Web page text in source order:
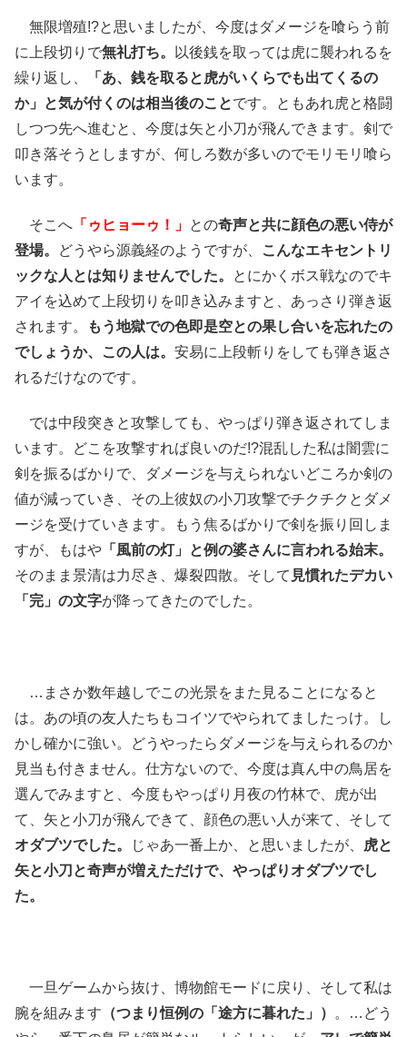
無限増殖!?と思いましたが、今度はダメージを喰らう前
に上段切りで無礼打ち。
以後銭を取っては虎に襲われるを
繰り返し、
「あ、銭を取ると虎がいくらでも出てくるの
か」と気が付くのは相当後のことです。ともあれ虎と格闘
しつつ先へ進むと、今度は矢と小刀が飛んできます。剣で
叩き落そうとしますが、何しろ数が多いのでモリモリ喰ら
います。
そこへ 「ゥヒョーゥ！」 との奇声と共に顔色の悪い侍が
登場。
どうやら源義経のようですが、
こんなエキセントリ
ックな人とは知りませんでした。
とにかくボス戦なのでキ
アイを込めて上段切りを叩き込みますと、あっさり弾き返
されます。
もう地獄での色即是空との果し合いを忘れたの
でしょうか、この人は。 安易に上段斬りをしても弾き返さ
れるだけなのです。
では中段突きと攻撃しても、やっぱり弾き返されてしま
います。どこを攻撃すれば良いのだ!?混乱した私は闇雲に
剣を振るばかりで、ダメージを与えられないどころか剣の
値が減っていき、その上彼奴の小刀攻撃でチクチクとダメ
ージを受けていきます。もう焦るばかりで剣を振り回しま
すが、もはや 「風前の灯」と例の婆さんに言われる始末。
そのまま景清は力尽き、爆裂四散。そして 見慣れたデカい
「完」の文字が降ってきたのでした。
…まさか数年越しでこの光景をまた見ることになると
は。あの頃の友人たちもコイツでやられてましたっけ。し
かし確かに強い。どうやったらダメージを与えられるのか
見当も付きません。仕方ないので、今度は真ん中の鳥居を
選んでみますと、今度もやっぱり月夜の竹林で、虎が出
て、矢と小刀が飛んできて、顔色の悪い人が来て、そして
オダブツでした。
じゃあ一番上か、と思いましたが、
虎と
矢と小刀と奇声が増えただけで、やっぱりオダブツでし
た。
一旦ゲームから抜け、博物館モードに戻り、そして私は
腕を組みます （つまり恒例の「途方に暮れた」）
。…どう